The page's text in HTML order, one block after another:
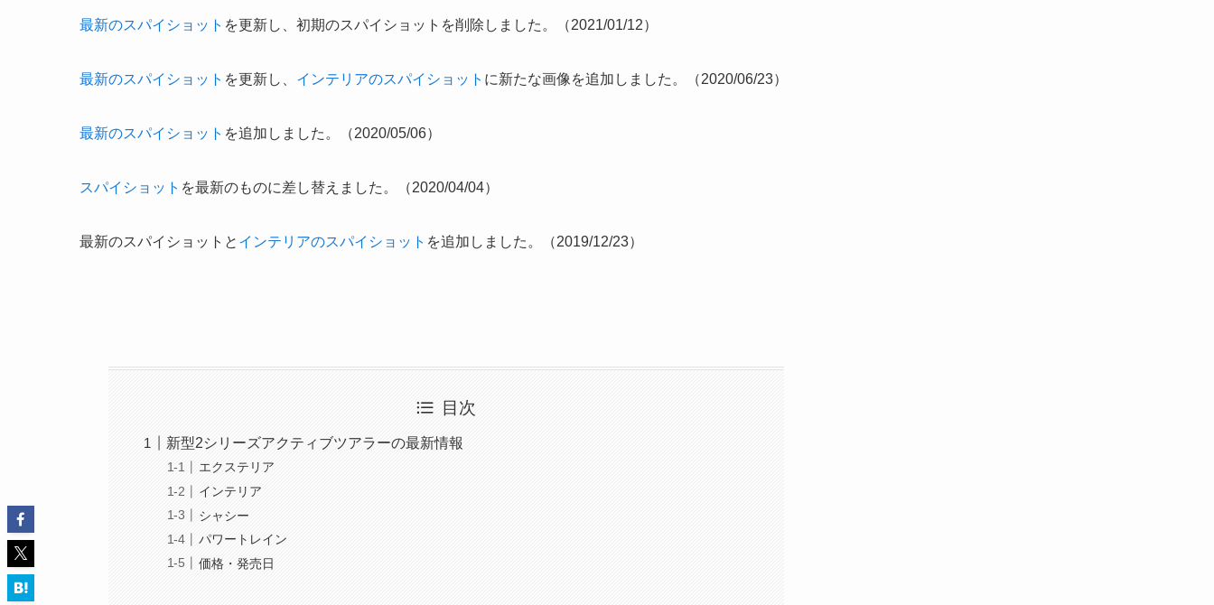
最新のスパイショット を更新し、初期のスパイショットを削除しました。（2021/01/12）
最新のスパイショット を更新し、 インテリアのスパイショット に新たな画像を追加しました。（2020/06/23）
最新のスパイショット を追加しました。（2020/05/06）
スパイショット を最新のものに差し替えました。（2020/04/04）
最新のスパイショットと インテリアのスパイショット を追加しました。（2019/12/23）
目次
新型2シリーズアクティブツアラーの最新情報
エクステリア
インテリア
シャシー
パワートレイン
価格・発売日